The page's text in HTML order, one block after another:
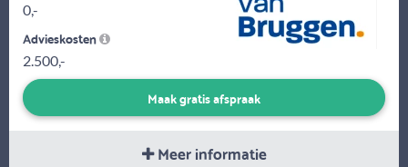
0,-
Advieskosten
2.500,-
Maak gratis afspraak
Meer informatie